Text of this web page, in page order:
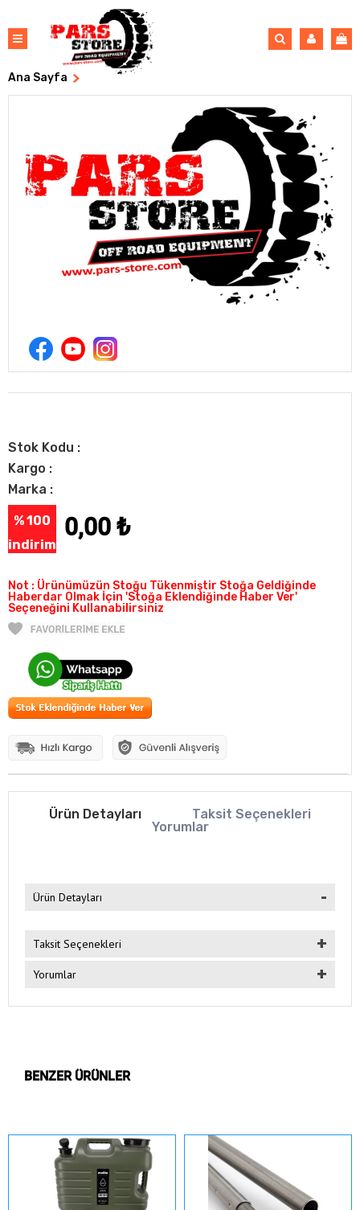
Ana Sayfa
Stok Kodu :
Kargo :
Marka :
% 100
indirim
0,00 ₺
Not : Ürünümüzün Stoğu Tükenmiştir Stoğa Geldiğinde
Haberdar Olmak İçin 'Stoğa Eklendiğinde Haber Ver'
Seçeneğini Kullanabilirsiniz
Ürün Detayları
Taksit Seçenekleri
Yorumlar
Ürün Detayları
Taksit Seçenekleri
Yorumlar
BENZER ÜRÜNLER